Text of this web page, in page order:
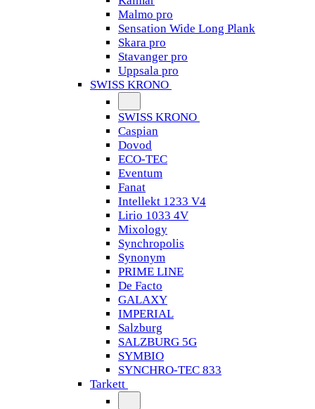
Malmo pro
Sensation Wide Long Plank
Skara pro
Stavanger pro
Uppsala pro
SWISS KRONO
SWISS KRONO
Caspian
Dovod
ECO-TEC
Eventum
Fanat
Intellekt 1233 V4
Lirio 1033 4V
Mixology
Synchropolis
Synonym
PRIME LINE
De Facto
GALAXY
IMPERIAL
Salzburg
SALZBURG 5G
SYMBIO
SYNCHRO-TEC 833
Tarkett